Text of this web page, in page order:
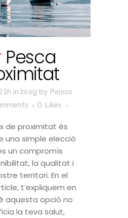
Pesca
in blog by Peixos
0 Likes
de proximitat és
una simple elecció
un compromís
la qualitat i
territori. En el
t’expliquem en
aquesta opció no
la teva salut,